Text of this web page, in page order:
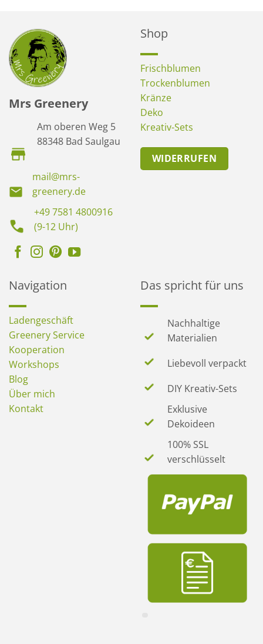
Mrs Greenery
Am oberen Weg 5
88348 Bad Saulgau
mail@mrs-
greenery.de
+49 7581 4800916
(9-12 Uhr)
Shop
Frischblumen
Trockenblumen
Kränze
Deko
Kreativ-Sets
WIDERRUFEN
Navigation
Ladengeschäft
Greenery Service
Kooperation
Workshops
Blog
Über mich
Kontakt
Das spricht für uns
Nachhaltige
Materialien
Liebevoll verpackt
DIY Kreativ-Sets
Exklusive
Dekoideen
100% SSL
verschlüsselt